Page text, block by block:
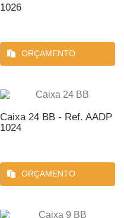
1026
ORÇAMENTO
Caixa 24 BB - Ref. AADP
1024
ORÇAMENTO